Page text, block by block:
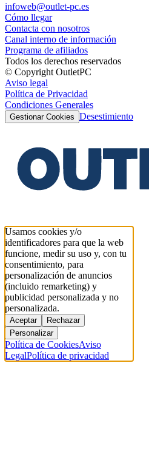
infoweb@outlet-pc.es
Cómo llegar
Contacta con nosotros
Canal interno de información
Programa de afiliados
Todos los derechos reservados
© Copyright OutletPC
Aviso legal
Política de Privacidad
Condiciones Generales
Gestionar Cookies Desestimiento
Usamos cookies y/o
identificadores para que la web
funcione, medir su uso y, con tu
consentimiento, para
personalización de anuncios
(incluido remarketing) y
publicidad personalizada y no
personalizada.
Aceptar
Rechazar
Personalizar
Política de CookiesAviso
LegalPolítica de privacidad